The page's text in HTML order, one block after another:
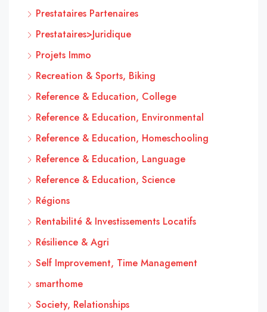
Prestataires Partenaires
Prestataires>Juridique
Projets Immo
Recreation & Sports, Biking
Reference & Education, College
Reference & Education, Environmental
Reference & Education, Homeschooling
Reference & Education, Language
Reference & Education, Science
Régions
Rentabilité & Investissements Locatifs
Résilience & Agri
Self Improvement, Time Management
smarthome
Society, Relationships